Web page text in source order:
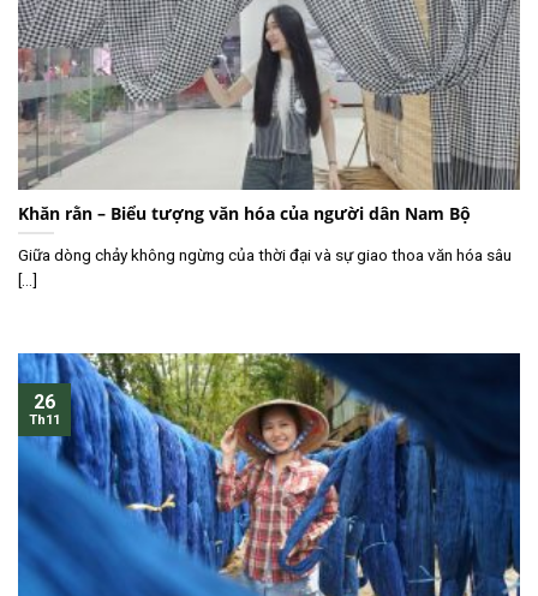
Khăn rằn – Biểu tượng văn hóa của người dân Nam Bộ
Giữa dòng chảy không ngừng của thời đại và sự giao thoa văn hóa sâu
[...]
26
Th11